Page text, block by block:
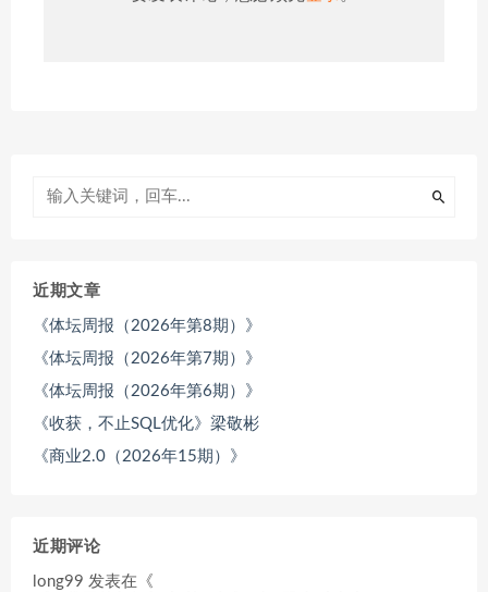
近期文章
《体坛周报（2026年第8期）》
《体坛周报（2026年第7期）》
《体坛周报（2026年第6期）》
《收获，不止SQL优化》梁敬彬
《商业2.0（2026年15期）》
近期评论
long99 发表在《